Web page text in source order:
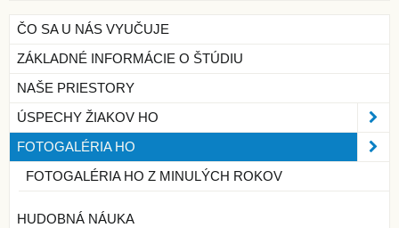
ČO SA U NÁS VYUČUJE
ZÁKLADNÉ INFORMÁCIE O ŠTÚDIU
NAŠE PRIESTORY
ÚSPECHY ŽIAKOV HO
FOTOGALÉRIA HO
FOTOGALÉRIA HO Z MINULÝCH ROKOV
HUDOBNÁ NÁUKA